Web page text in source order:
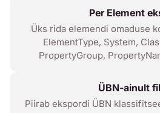
Per Element
Üks rida elemendi omaduse
ElementType, System,
PropertyGroup,
ÜBN-ainult
Piirab ekspordi ÜBN